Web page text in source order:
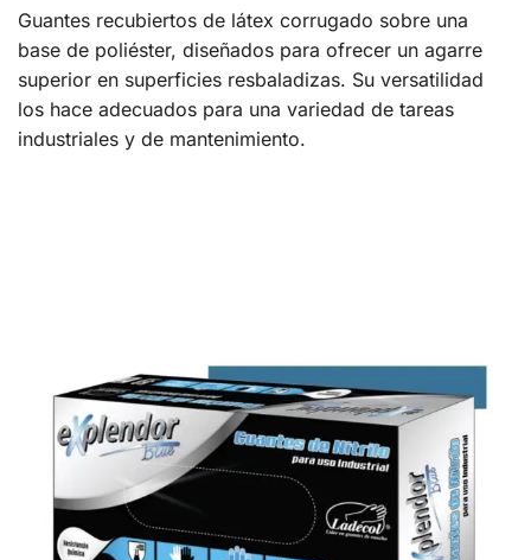
Guantes recubiertos de látex corrugado sobre una
base de poliéster, diseñados para ofrecer un agarre
superior en superficies resbaladizas. Su versatilidad
los hace adecuados para una variedad de tareas
industriales y de mantenimiento.